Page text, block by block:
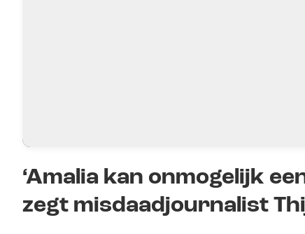
‘Amalia kan onmogelijk
zegt misdaadjournalist